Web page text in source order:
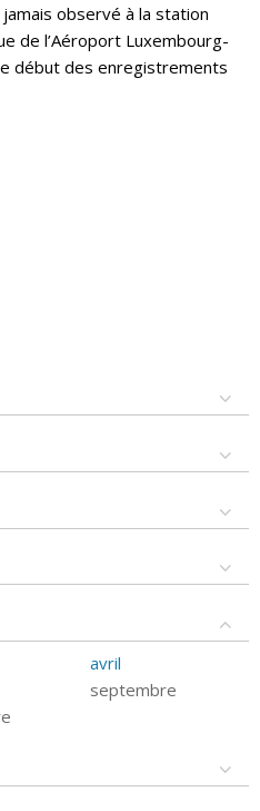
observé à la station
de l’Aéroport Luxembourg-
début des enregistrements
avril
septembre